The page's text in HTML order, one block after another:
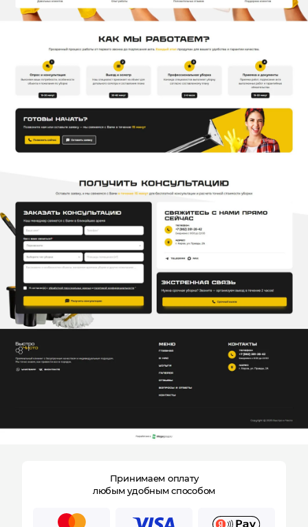
Принимаем оплату
любым удобным способом
Отправляя форму, Вы принимаетеполитику
конфиденциальности